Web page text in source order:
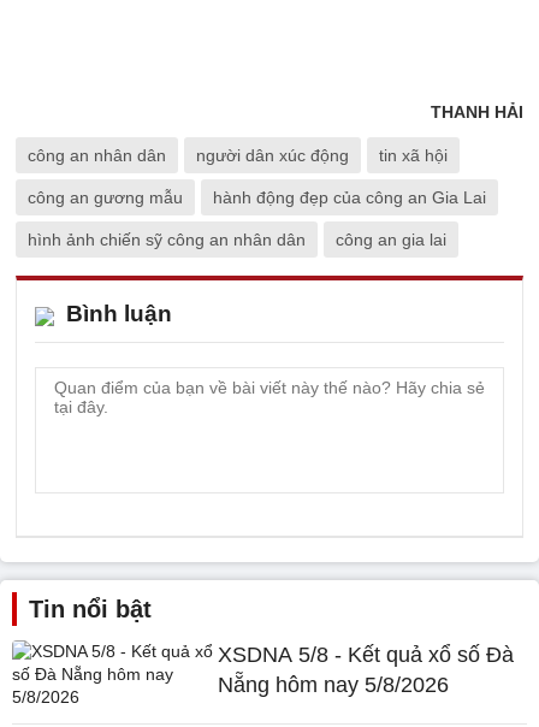
THANH HẢI
công an nhân dân người dân xúc động tin xã hội
công an gương mẫu hành động đẹp của công an Gia Lai
hình ảnh chiến sỹ công an nhân dân công an gia lai
Bình luận
Tin nổi bật
XSDNA 5/8 - Kết quả xổ số Đà
Nẵng hôm nay 5/8/2026